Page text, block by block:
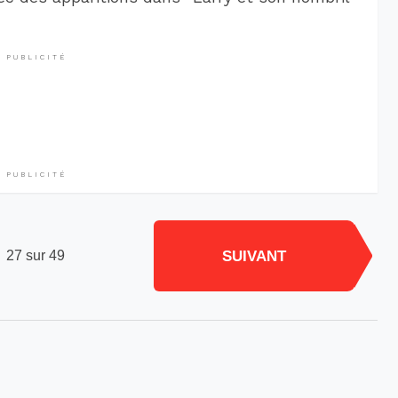
PUBLICITÉ
PUBLICITÉ
27 sur 49 SUIVANT